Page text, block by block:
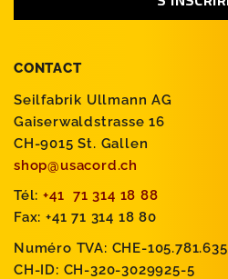
CONTACT
Seilfabrik Ullmann AG
Gaiserwaldstrasse 16
CH-9015 St. Gallen
shop@usacord.ch
Tél: +41 71 314 18 88
Fax: +41 71 314 18 80
Numéro TVA: CHE-105.781.635
CH-ID: CH-320-3029925-5